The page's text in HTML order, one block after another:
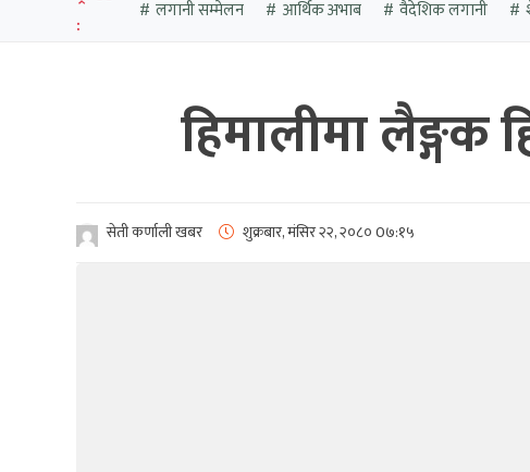
:
लगानी सम्मेलन आर्थिक अभाब वैदेशिक लगानी
हिमालीमा लैङ्गक
सेती कर्णाली खबर शुक्रबार, मंसिर २२, २०८०0७:१५